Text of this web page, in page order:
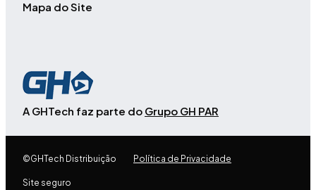
Mapa do Site
A GHTech faz parte do Grupo GH PAR
©GHTech Distribuição Política de Privacidade
Site seguro